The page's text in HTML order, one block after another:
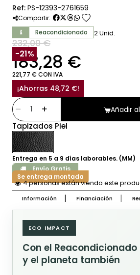
Ref: PS-12393-2761659
Compartir: favorite
Reacondicionado 2 Unid.
232,00 €
SIN IVA
183,28 €
221,77 € CON IVA
¡Ahorras 48,72 €!
-21%
Añadir
Tapizados Piel
Entrega en 5 a 9 días laborables. (MM)
Envío Gratis
Se entrega montada
4 personas están viendo este
Información Financiación
ECO IMPACT
Con el
y el planeta también